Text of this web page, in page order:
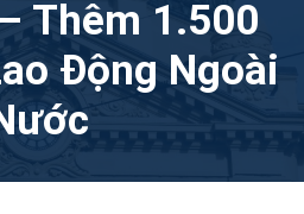
Thêm 1.500
Động Ngoài